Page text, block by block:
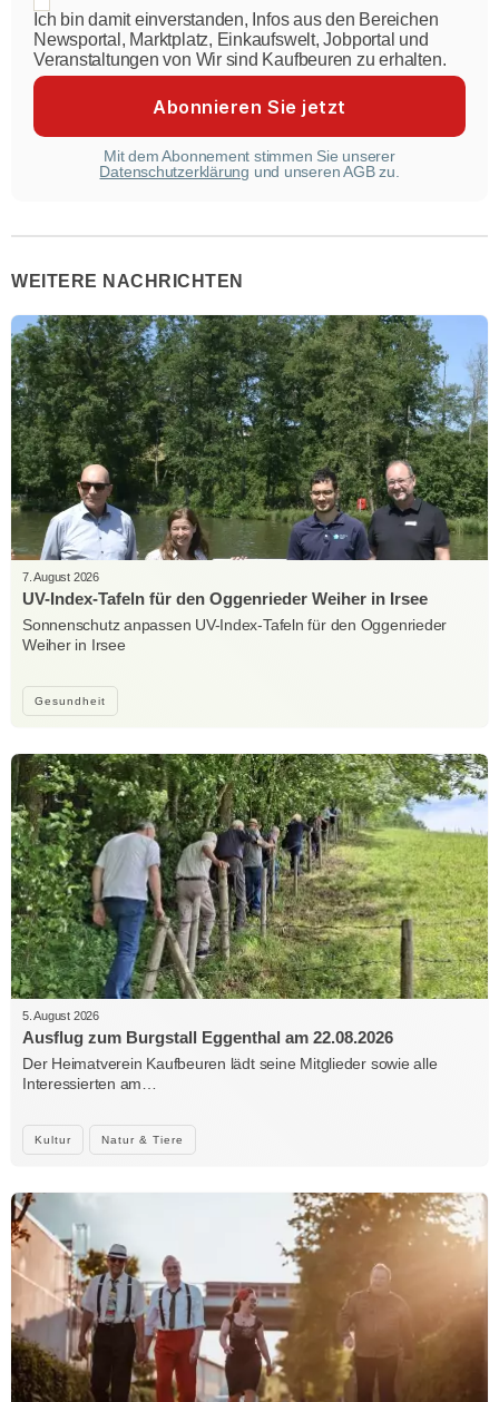
Ich bin damit einverstanden, Infos aus den Bereichen
Newsportal, Marktplatz, Einkaufswelt, Jobportal und
Veranstaltungen von Wir sind Kaufbeuren zu erhalten.
Mit dem Abonnement stimmen Sie unserer
Datenschutzerklärung und unseren AGB zu.
WEITERE NACHRICHTEN
Gesundheit
7. August 2026
UV-Index-Tafeln für den Oggenrieder Weiher in Irsee
Sonnenschutz anpassen UV-Index-Tafeln für den Oggenrieder
Weiher in Irsee
Kultur Natur & Tiere
5. August 2026
Ausflug zum Burgstall Eggenthal am 22.08.2026
Der Heimatverein Kaufbeuren lädt seine Mitglieder sowie alle
Interessierten am…